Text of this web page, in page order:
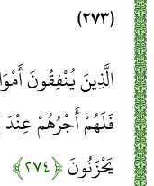
(۲۷۳)
الَّذِينَ يُنْفِقُونَ
فَلَهُمْ أَجْرُهُمْ
يَحْزَنُونَ﴿۲۷۴﴾